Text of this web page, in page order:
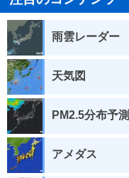
雨雲レーダー
天気図
PM2.5分布予測
アメダス